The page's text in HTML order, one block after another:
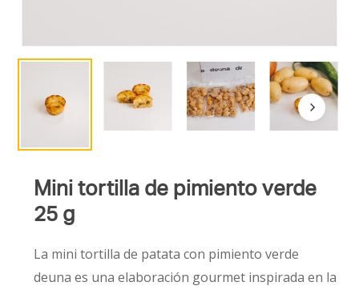
Mini tortilla de pimiento verde
25 g
La mini tortilla de patata con pimiento verde
deuna es una elaboración gourmet inspirada en la